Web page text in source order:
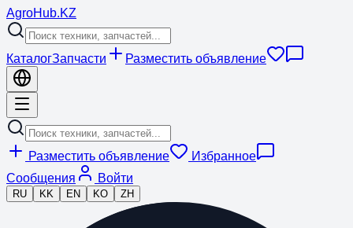
AgroHub.KZ
КаталогЗапчасти Разместить объявление
Разместить объявление
Избранное
Сообщения
Войти
RU KK EN KO ZH